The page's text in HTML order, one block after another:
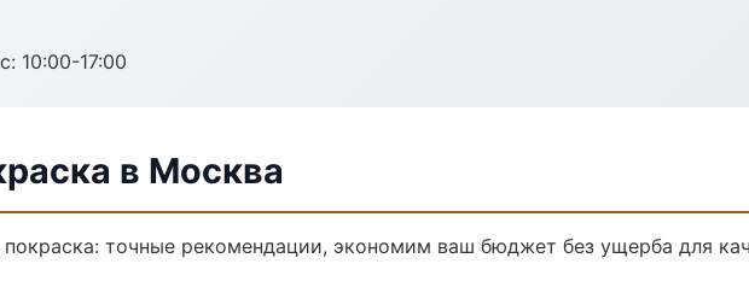
10:00-17:00
в Москва
точные рекомендации, экономим ваш бюджет без ущерба для